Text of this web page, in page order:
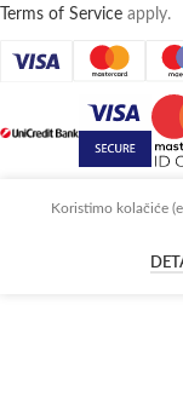
Terms of Service apply.
Koristimo kolačiće